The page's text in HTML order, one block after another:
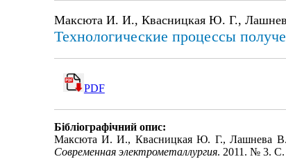
Максюта И. И., Квасницкая Ю. Г.,
Технологические процессы
PDF
Бібліографічний опис:
Максюта И. И., Квасницкая Ю. Г., Лашнева В.
Современная электрометаллургия. 2011. № 3. С.